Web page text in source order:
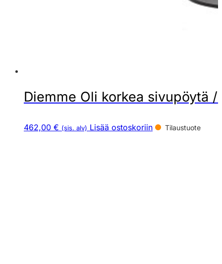
Diemme Oli korkea sivupöytä
462,00 € (sis. alv) Lisää ostoskoriin Tilaustuote